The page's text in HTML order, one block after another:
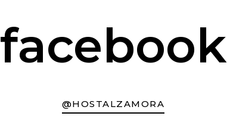
facebook
@HOSTALZAMORA